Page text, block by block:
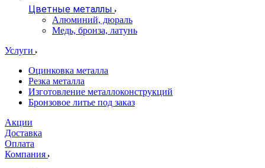
Цветные металлы
Алюминий, дюраль
Медь, бронза, латунь
Услуги
Оцинковка металла
Резка металла
Изготовление металлоконструкций
Бронзовое литье под заказ
Акции
Доставка
Оплата
Компания